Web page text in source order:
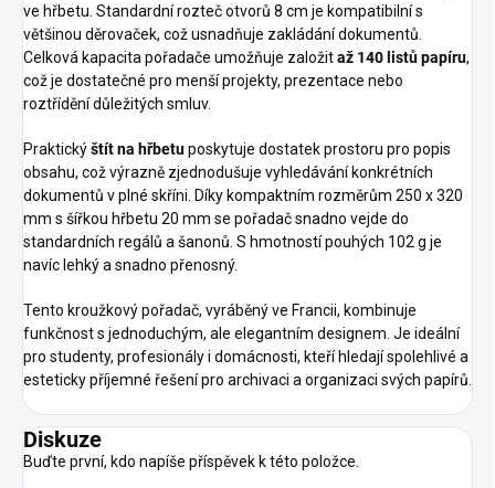
ve hřbetu. Standardní rozteč otvorů 8 cm je kompatibilní s
většinou děrovaček, což usnadňuje zakládání dokumentů.
Celková kapacita pořadače umožňuje založitaž 140 listů papíru,
což je dostatečné pro menší projekty, prezentace nebo
roztřídění důležitých smluv.
Praktickýštít na hřbetuposkytuje dostatek prostoru pro popis
obsahu, což výrazně zjednodušuje vyhledávání konkrétních
dokumentů v plné skříni. Díky kompaktním rozměrům 250 x 320
mm s šířkou hřbetu 20 mm se pořadač snadno vejde do
standardních regálů a šanonů. S hmotností pouhých 102 g je
navíc lehký a snadno přenosný.
Tento kroužkový pořadač, vyráběný ve Francii, kombinuje
funkčnost s jednoduchým, ale elegantním designem. Je ideální
pro studenty, profesionály i domácnosti, kteří hledají spolehlivé a
esteticky příjemné řešení pro archivaci a organizaci svých papírů.
Diskuze
Buďte první, kdo napíše příspěvek k této položce.